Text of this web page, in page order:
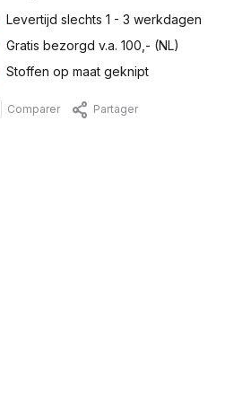
Levertijd slechts 1 - 3 werkdagen
Gratis bezorgd v.a. 100,- (NL)
Stoffen op maat geknipt
Comparer Partager